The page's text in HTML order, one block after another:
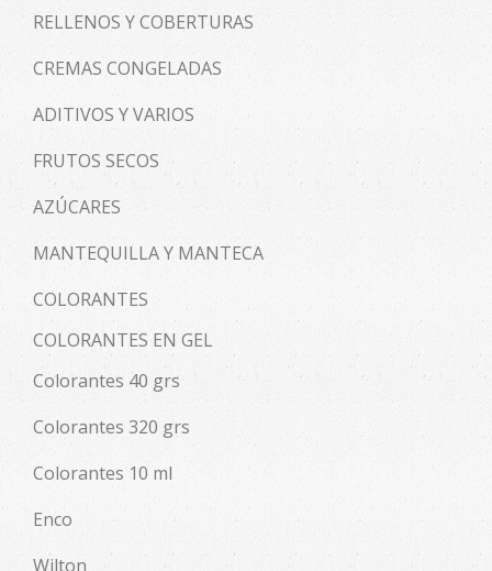
RELLENOS Y COBERTURAS
CREMAS CONGELADAS
ADITIVOS Y VARIOS
FRUTOS SECOS
AZÚCARES
MANTEQUILLA Y MANTECA
COLORANTES
COLORANTES EN GEL
Colorantes 40 grs
Colorantes 320 grs
Colorantes 10 ml
Enco
Wilton